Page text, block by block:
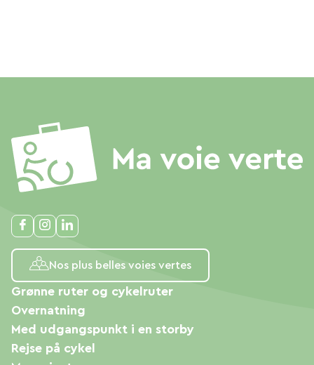
Nos plus belles voies vertes
Grønne ruter og cykelruter
Overnatning
Med udgangspunkt i en storby
Rejse på cykel